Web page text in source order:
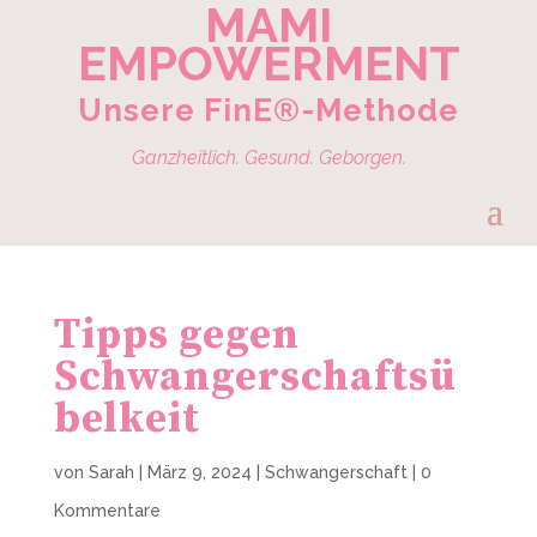
MAMI
EMPOWERMENT
Unsere FinE®-Methode
Ganzheitlich. Gesund. Geborgen.
Tipps gegen
Schwangerschaftsü
belkeit
von Sarah März 9, 2024 Schwangerschaft
0
Kommentare